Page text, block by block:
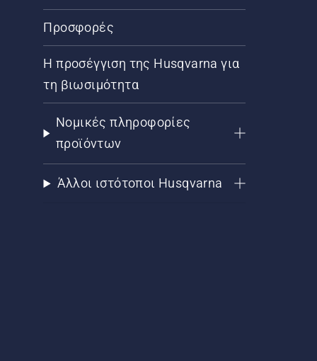
Προσφορές
Η προσέγγιση της Husqvarna για
τη βιωσιμότητα
Νομικές πληροφορίες
προϊόντων
Άλλοι ιστότοποι Husqvarna